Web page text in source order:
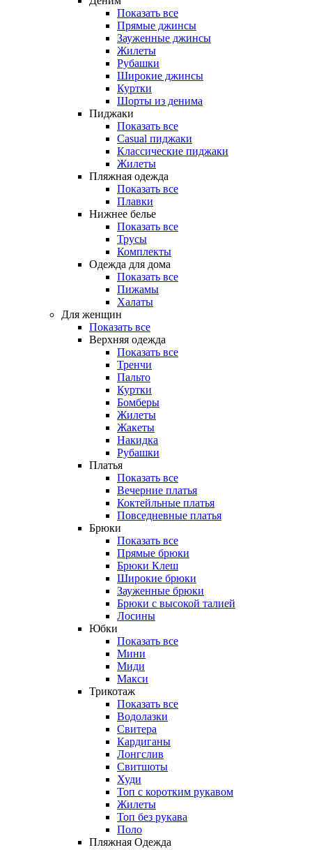
Показать все
Прямые джинсы
Зауженные джинсы
Жилеты
Рубашки
Широкие джинсы
Куртки
Шорты из денима
Пиджаки
Показать все
Casual пиджаки
Классические пиджаки
Жилеты
Пляжная одежда
Показать все
Плавки
Нижнее белье
Показать все
Трусы
Комплекты
Одежда для дома
Показать все
Пижамы
Халаты
Для женщин
Показать все
Верхняя одежда
Показать все
Тренчи
Пальто
Куртки
Бомберы
Жилеты
Жакеты
Накидка
Рубашки
Платья
Показать все
Вечерние платья
Коктейльные платья
Повседневные платья
Брюки
Показать все
Прямые брюки
Брюки Клеш
Широкие брюки
Зауженные брюки
Брюки с высокой талией
Лосины
Юбки
Показать все
Мини
Миди
Макси
Трикотаж
Показать все
Водолазки
Свитера
Кардиганы
Лонгслив
Свитшоты
Худи
Топ с коротким рукавом
Жилеты
Топ без рукава
Поло
Пляжная Одежда